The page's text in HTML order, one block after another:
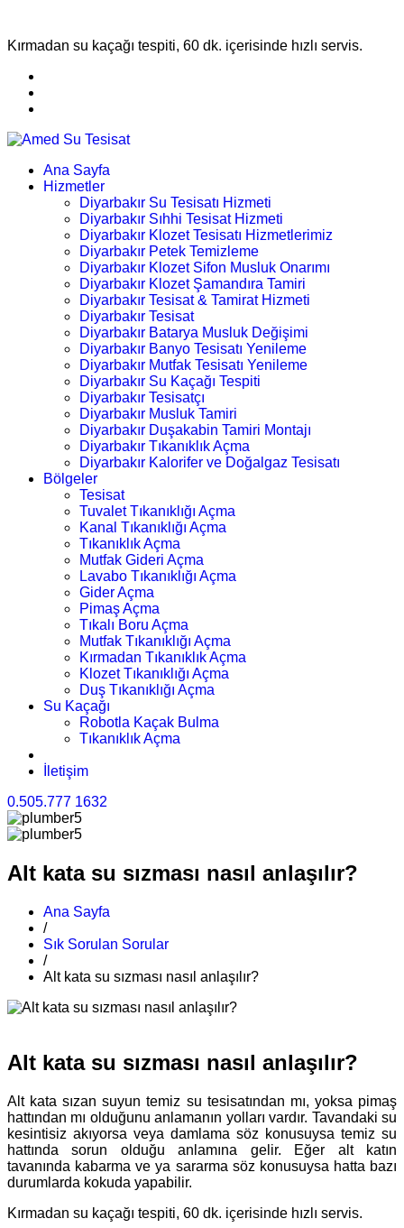
Kırmadan su kaçağı tespiti, 60 dk. içerisinde hızlı servis.
Ana Sayfa
Hizmetler
Diyarbakır Su Tesisatı Hizmeti
Diyarbakır Sıhhi Tesisat Hizmeti
Diyarbakır Klozet Tesisatı Hizmetlerimiz
Diyarbakır Petek Temizleme
Diyarbakır Klozet Sifon Musluk Onarımı
Diyarbakır Klozet Şamandıra Tamiri
Diyarbakır Tesisat & Tamirat Hizmeti
Diyarbakır Tesisat
Diyarbakır Batarya Musluk Değişimi
Diyarbakır Banyo Tesisatı Yenileme
Diyarbakır Mutfak Tesisatı Yenileme
Diyarbakır Su Kaçağı Tespiti
Diyarbakır Tesisatçı
Diyarbakır Musluk Tamiri
Diyarbakır Duşakabin Tamiri Montajı
Diyarbakır Tıkanıklık Açma
Diyarbakır Kalorifer ve Doğalgaz Tesisatı
Bölgeler
Tesisat
Tuvalet Tıkanıklığı Açma
Kanal Tıkanıklığı Açma
Tıkanıklık Açma
Mutfak Gideri Açma
Lavabo Tıkanıklığı Açma
Gider Açma
Pimaş Açma
Tıkalı Boru Açma
Mutfak Tıkanıklığı Açma
Kırmadan Tıkanıklık Açma
Klozet Tıkanıklığı Açma
Duş Tıkanıklığı Açma
Su Kaçağı
Robotla Kaçak Bulma
Tıkanıklık Açma
İletişim
0.505.777 1632
Alt kata su sızması nasıl anlaşılır?
Ana Sayfa
/
Sık Sorulan Sorular
/
Alt kata su sızması nasıl anlaşılır?
Alt kata su sızması nasıl anlaşılır?
Alt kata sızan suyun temiz su tesisatından mı, yoksa pimaş
hattından mı olduğunu anlamanın yolları vardır. Tavandaki su
kesintisiz akıyorsa veya damlama söz konusuysa temiz su
hattında sorun olduğu anlamına gelir. Eğer alt katın
tavanında kabarma ve ya sararma söz konusuysa hatta bazı
durumlarda kokuda yapabilir.
Kırmadan su kaçağı tespiti, 60 dk. içerisinde hızlı servis.